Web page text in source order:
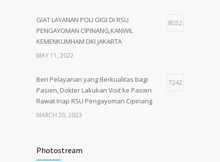
GIAT LAYANAN POLI GIGI DI RSU
PENGAYOMAN CIPINANG,KANWIL
KEMENKUMHAM DKI JAKARTA
8052
MAY 11, 2022
Beri Pelayanan yang Berkualitas bagi
Pasien, Dokter Lakukan Visit ke Pasien
Rawat Inap RSU Pengayoman Cipinang
7242
MARCH 20, 2023
RSU Pengayoman
Photostream